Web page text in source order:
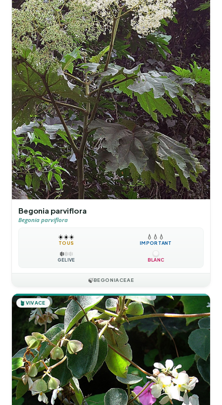
Begonia parviflora
Begonia parviflora
☀️☀️☀️
TOUS
💧 💧 💧
IMPORTANT
❄️❄️❄️
GÉLIVE BLANC
🍃BEGONIACEAE
🪴 VIVACE